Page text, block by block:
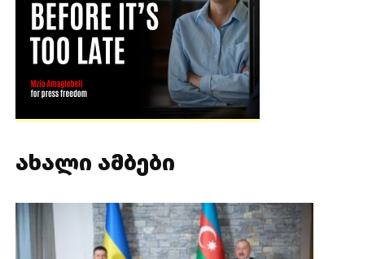
ახალი ამბები